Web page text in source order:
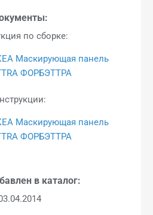
по сборке:
Маскирующая панель
ФОРБЭТТРА
Маскирующая панель
ФОРБЭТТРА
в каталог: